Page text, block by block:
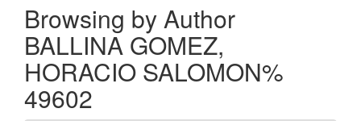
Browsing by Author
BALLINA GOMEZ,
HORACIO SALOMON%
49602